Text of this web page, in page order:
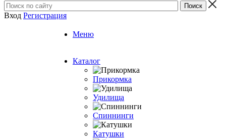
Вход Регистрация
Меню
Каталог
Прикормка
Удилища
Спиннинги
Катушки